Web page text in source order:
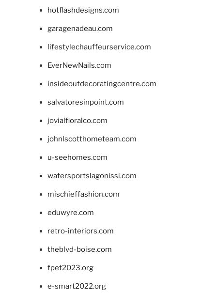
hotflashdesigns.com
garagenadeau.com
lifestylechauffeurservice.com
EverNewNails.com
insideoutdecoratingcentre.com
salvatoresinpoint.com
jovialfloralco.com
johnlscotthometeam.com
u-seehomes.com
watersportslagonissi.com
mischieffashion.com
eduwyre.com
retro-interiors.com
theblvd-boise.com
fpet2023.org
e-smart2022.org